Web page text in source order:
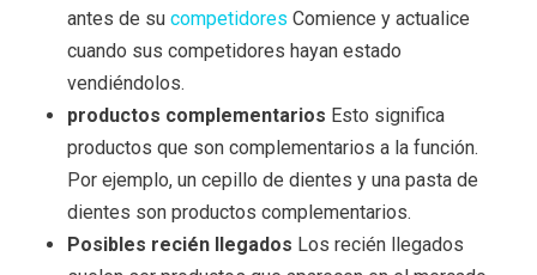
antes de su competidores Comience y actualice
cuando sus competidores hayan estado
vendiéndolos.
productos complementarios Esto significa
productos que son complementarios a la función.
Por ejemplo, un cepillo de dientes y una pasta de
dientes son productos complementarios.
Posibles recién llegados Los recién llegados